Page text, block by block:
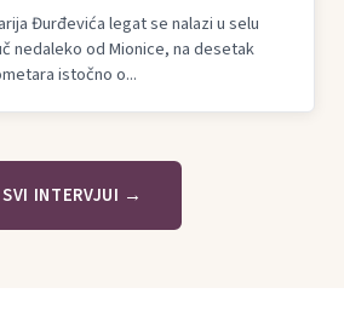
Đurđevića legat se nalazi u selu
nedaleko od Mionice, na desetak
istočno o...
SVI INTERVJUI →